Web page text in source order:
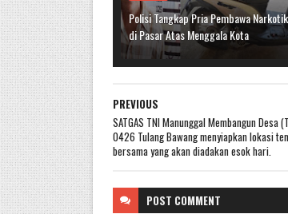
Polisi Tangkap Pria Pembawa
di Pasar Atas Menggala Kota
PREVIOUS
SATGAS TNI Manunggal Membangun Desa
0426 Tulang Bawang menyiapkan lokasi
bersama yang akan diadakan esok hari.
POST COMMENT